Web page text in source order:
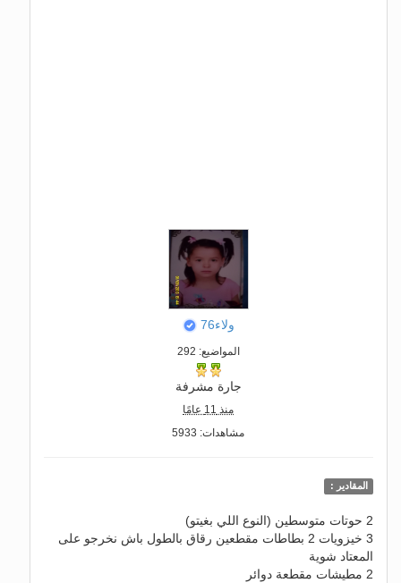
ولاء76
المواضيع: 292
جارة مشرفة
منذ 11 عامًا
مشاهدات: 5933
المقادير :
2 حوتات متوسطين (النوع اللي بغيتو)
3 خيزويات 2 بطاطات مقطعين رقاق بالطول باش نخرجو على
المعتاد شوية
2 مطيشات مقطعة دوائر